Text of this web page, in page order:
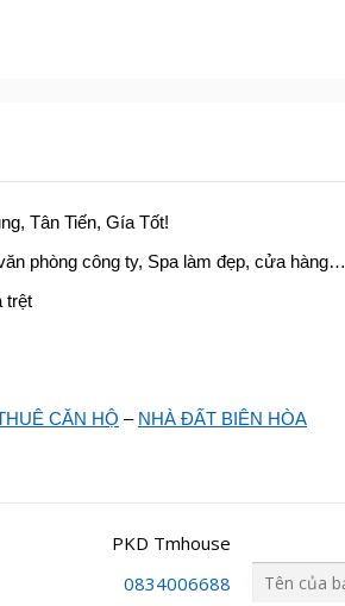
Tân Tiến, Gía Tốt!
phòng công ty, Spa làm đẹp, cửa hàng…
trệt
CĂN HỘ – NHÀ ĐẤT BIÊN HÒA
PKD Tmhouse
0834006688